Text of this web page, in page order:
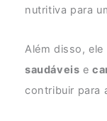
nutritiva para
Além disso, ele
saudáveis e
contribuir para